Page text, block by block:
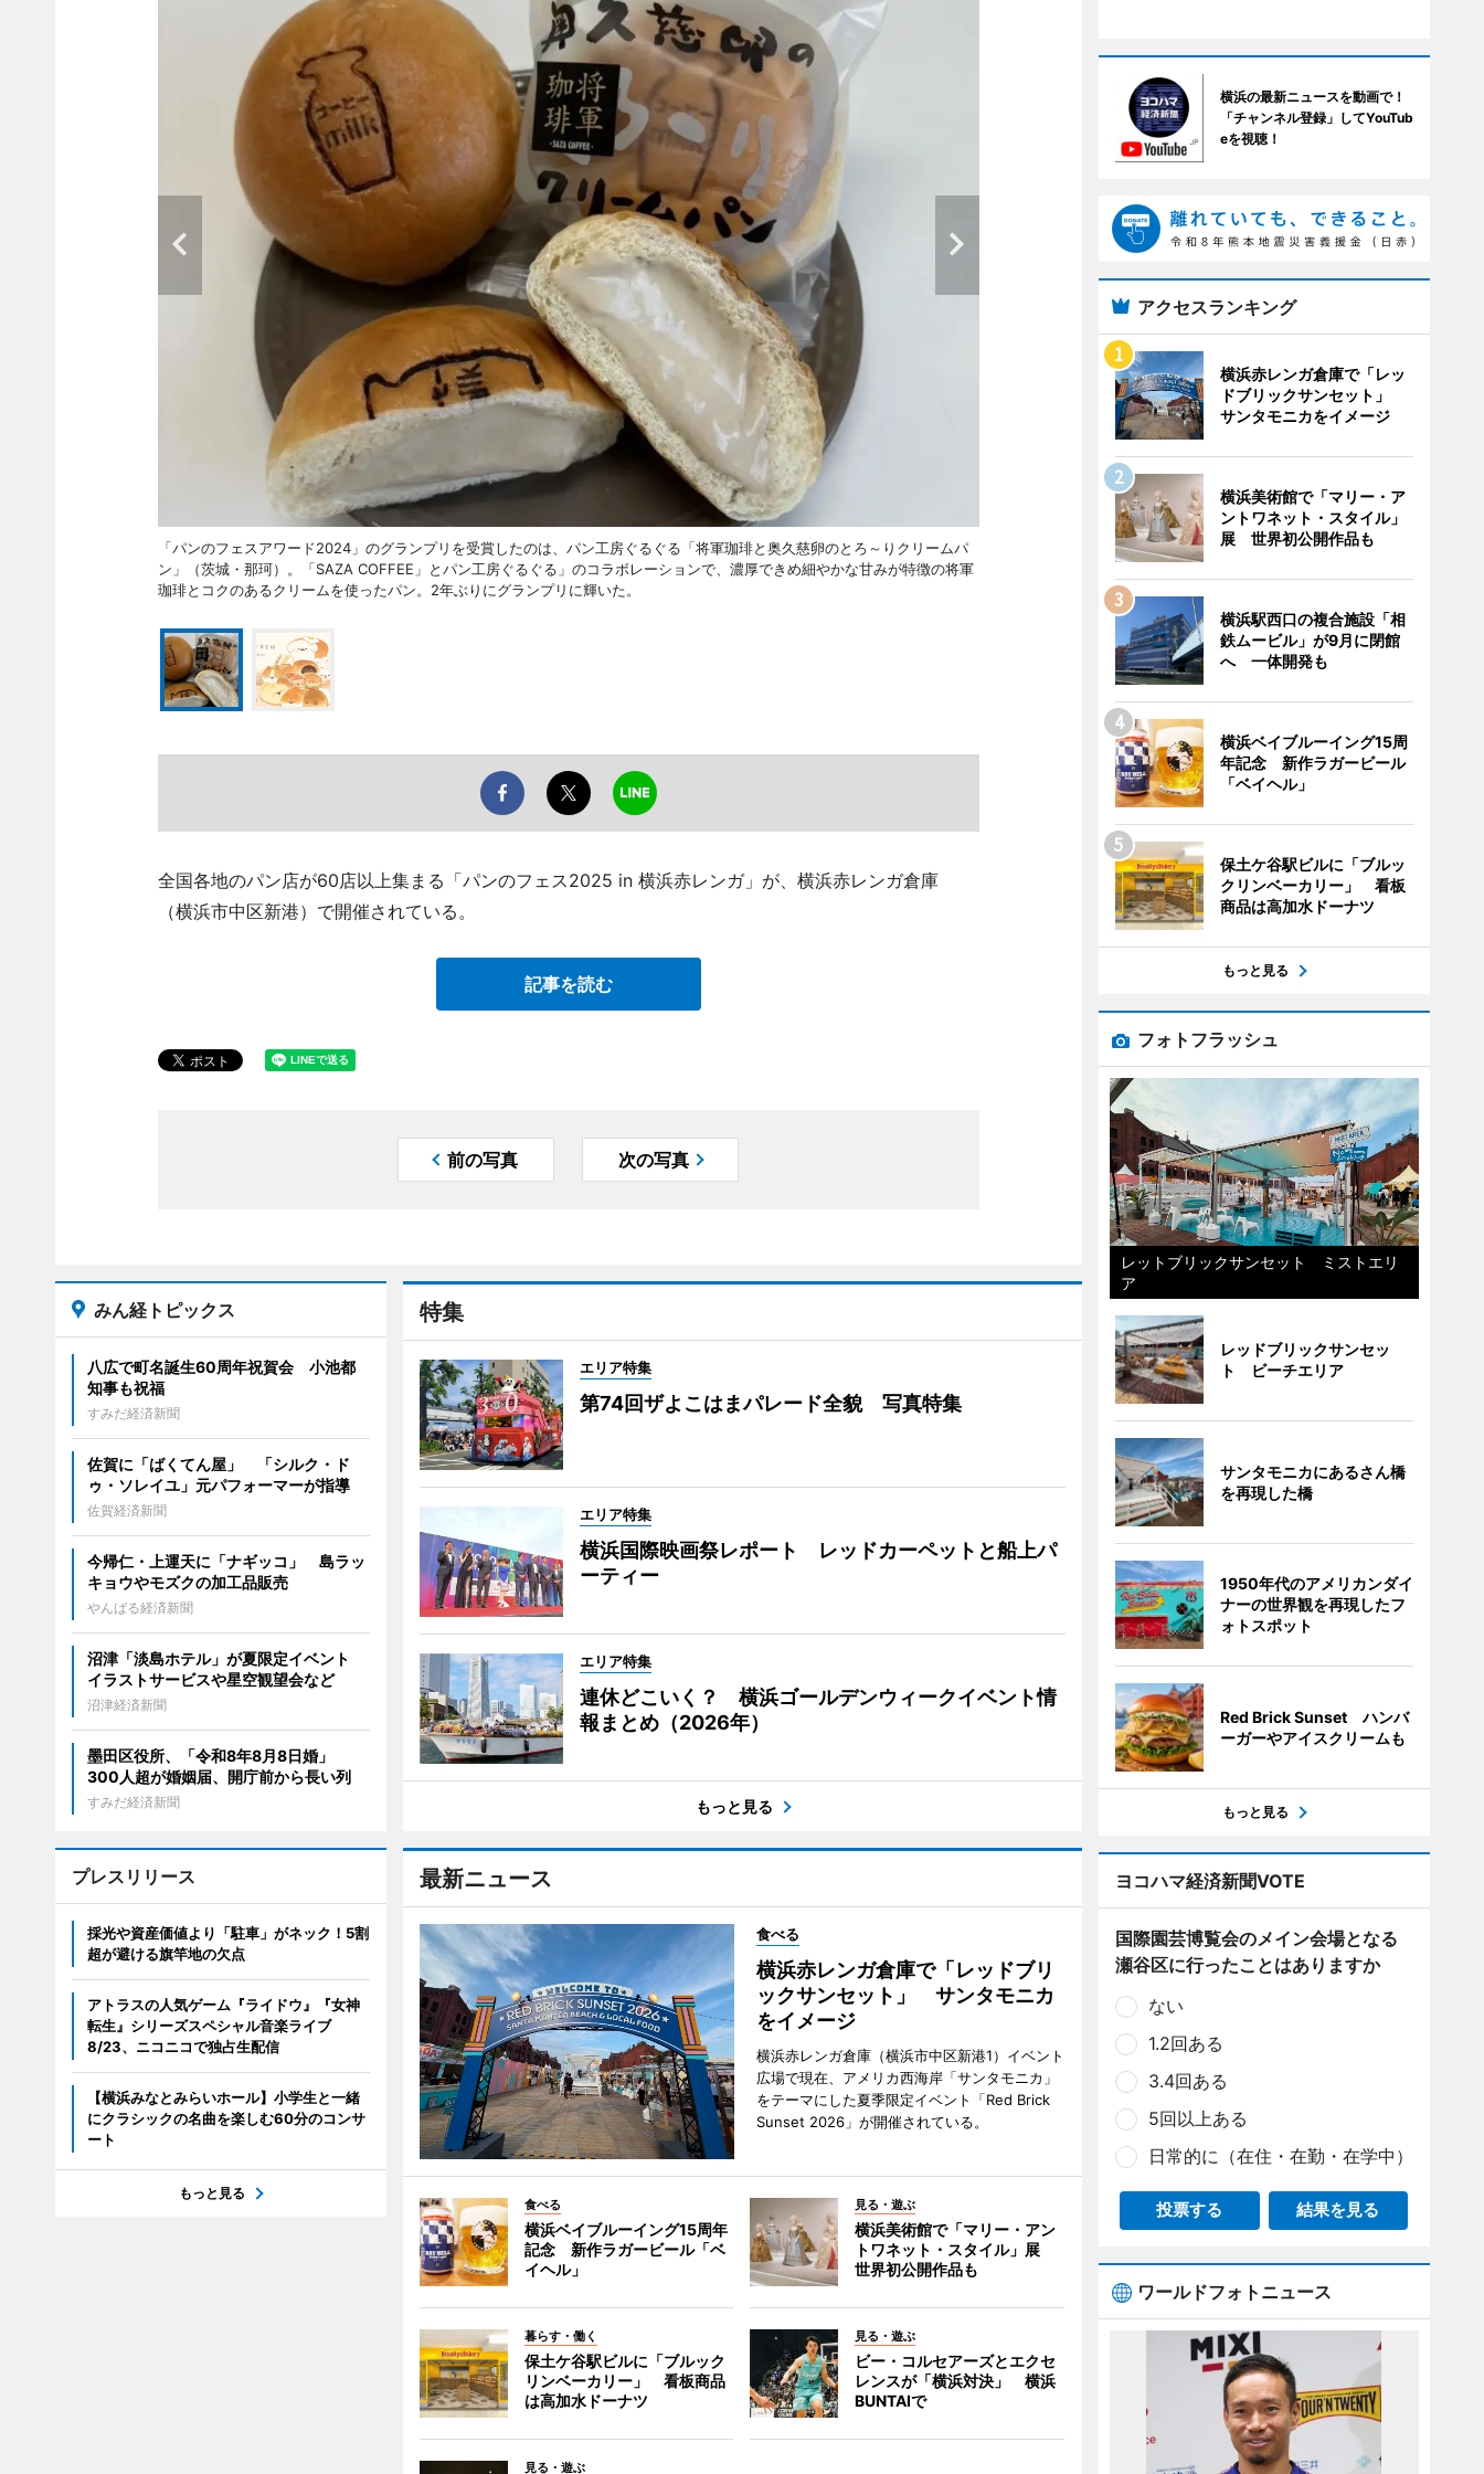
「パンのフェスアワード2024」のグランプリを受賞したのは、パン工房ぐるぐる「将軍珈琲と奥久慈卵のとろ～りクリームパ
ン」（茨城・那珂）。「SAZA COFFEE」とパン工房ぐるぐる」のコラボレーションで、濃厚できめ細やかな甘みが特徴の将軍
珈琲とコクのあるクリームを使ったパン。2年ぶりにグランプリに輝いた。
全国各地のパン店が60店以上集まる「パンのフェス2025 in 横浜赤レンガ」が、横浜赤レンガ倉庫
（横浜市中区新港）で開催されている。
記事を読む
前の写真 次の写真
特集
エリア特集
第74回ザよこはまパレード全貌 写真特集
エリア特集
横浜国際映画祭レポート レッドカーペットと船上パ
ーティー
エリア特集
連休どこいく？ 横浜ゴールデンウィークイベント情
報まとめ（2026年）
もっと見る
最新ニュース
食べる
横浜赤レンガ倉庫で「レッドブリ
ックサンセット」 サンタモニカ
をイメージ
横浜赤レンガ倉庫（横浜市中区新港1）イベント
広場で現在、アメリカ西海岸「サンタモニカ」
をテーマにした夏季限定イベント「Red Brick
Sunset 2026」が開催されている。
食べる
横浜ベイブルーイング15周年
記念 新作ラガービール「ベ
イヘル」
見る・遊ぶ
横浜美術館で「マリー・アン
トワネット・スタイル」展
世界初公開作品も
暮らす・働く
保土ケ谷駅ビルに「ブルック
リンベーカリー」 看板商品
は高加水ドーナツ
見る・遊ぶ
ビー・コルセアーズとエクセ
レンスが「横浜対決」 横浜
BUNTAIで
見る・遊ぶ
みん経トピックス
八広で町名誕生60周年祝賀会 小池都
知事も祝福
すみだ経済新聞
佐賀に「ばくてん屋」 「シルク・ド
ゥ・ソレイユ」元パフォーマーが指導
佐賀経済新聞
今帰仁・上運天に「ナギッコ」 島ラッ
キョウやモズクの加工品販売
やんばる経済新聞
沼津「淡島ホテル」が夏限定イベント
イラストサービスや星空観望会など
沼津経済新聞
墨田区役所、「令和8年8月8日婚」
300人超が婚姻届、開庁前から長い列
すみだ経済新聞
プレスリリース
採光や資産価値より「駐車」がネック！5割
超が避ける旗竿地の欠点
アトラスの人気ゲーム『ライドウ』『女神
転生』シリーズスペシャル音楽ライブ
8/23、ニコニコで独占生配信
【横浜みなとみらいホール】小学生と一緒
にクラシックの名曲を楽しむ60分のコンサ
ート
もっと見る
横浜の最新ニュースを動画で！
「チャンネル登録」してYouTub
eを視聴！
アクセスランキング
横浜赤レンガ倉庫で「レッ
ドブリックサンセット」
サンタモニカをイメージ
横浜美術館で「マリー・ア
ントワネット・スタイル」
展 世界初公開作品も
横浜駅西口の複合施設「相
鉄ムービル」が9月に閉館
へ 一体開発も
横浜ベイブルーイング15周
年記念 新作ラガービール
「ベイヘル」
保土ケ谷駅ビルに「ブルッ
クリンベーカリー」 看板
商品は高加水ドーナツ
もっと見る
フォトフラッシュ
レットブリックサンセット ミストエリ
ア
レッドブリックサンセッ
ト ビーチエリア
サンタモニカにあるさん橋
を再現した橋
1950年代のアメリカンダイ
ナーの世界観を再現したフ
ォトスポット
Red Brick Sunset ハンバ
ーガーやアイスクリームも
もっと見る
ヨコハマ経済新聞VOTE
国際園芸博覧会のメイン会場となる
瀬谷区に行ったことはありますか
ない
1.2回ある
3.4回ある
5回以上ある
日常的に（在住・在勤・在学中）
投票する 結果を見る
ワールドフォトニュース